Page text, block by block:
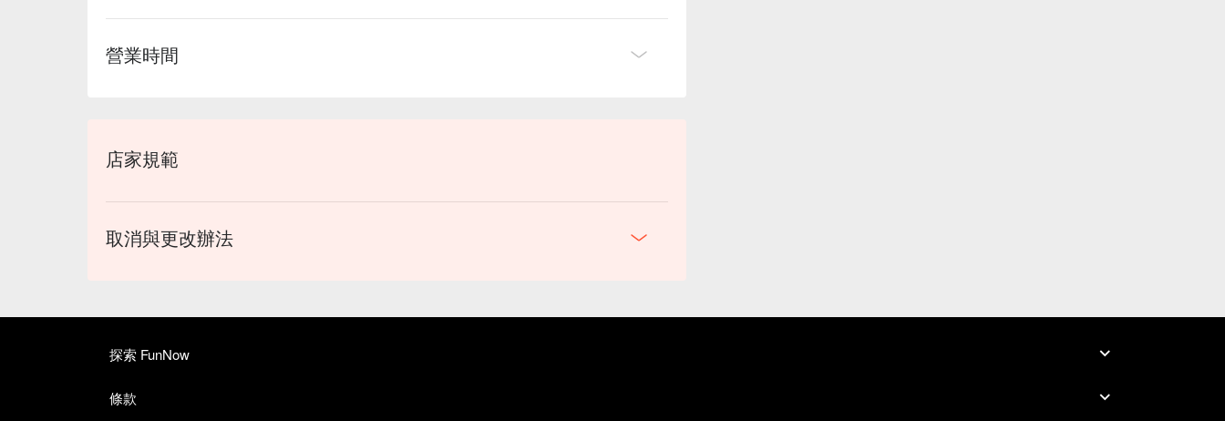
營業時間
店家規範
取消與更改辦法
探索 FunNow
條款